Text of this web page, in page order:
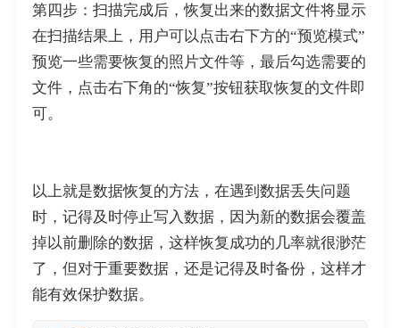
第四步：扫描完成后，恢复出来的数据文件将显示
在扫描结果上，用户可以点击右下方的“预览模式”
预览一些需要恢复的照片文件等，最后勾选需要的
文件，点击右下角的“恢复”按钮获取恢复的文件即
可。
以上就是数据恢复的方法，在遇到数据丢失问题
时，记得及时停止写入数据，因为新的数据会覆盖
掉以前删除的数据，这样恢复成功的几率就很渺茫
了，但对于重要数据，还是记得及时备份，这样才
能有效保护数据。